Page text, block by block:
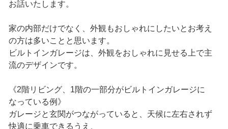
お話いたします。
家の内部だけでなく、外観もおしゃれにしたいとお考え
の方は多いことと思います。
ビルトインガレージは、外観をおしゃれに見せる上で主
流のデザインです。
《2階リビング、1階の一部分がビルトインガレージに
なっている例》
ガレージと玄関がつながっていると、天候に左右されず
快適に乗車できるうえ、